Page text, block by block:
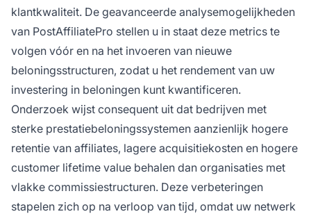
klantkwaliteit. De geavanceerde analysemogelijkheden
van PostAffiliatePro stellen u in staat deze metrics te
volgen vóór en na het invoeren van nieuwe
beloningsstructuren, zodat u het rendement van uw
investering in beloningen kunt kwantificeren.
Onderzoek wijst consequent uit dat bedrijven met
sterke prestatiebeloningssystemen aanzienlijk hogere
retentie van affiliates, lagere acquisitiekosten en hogere
customer lifetime value behalen dan organisaties met
vlakke commissiestructuren. Deze verbeteringen
stapelen zich op na verloop van tijd, omdat uw netwerk